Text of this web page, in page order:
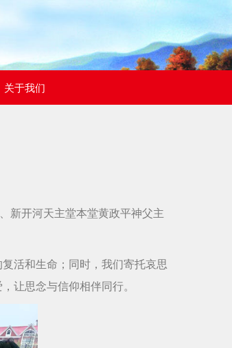
关于我们
新开河天主堂本堂黄政平神父主
活和生命；同时，我们寄托哀思
让思念与信仰相伴同行。